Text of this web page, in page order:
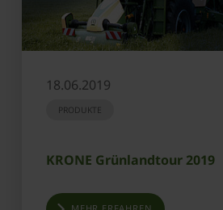
18.06.2019
PRODUKTE
KRONE Grünlandtour 2019